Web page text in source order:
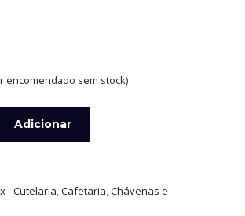
encomendado sem stock)
Adicionar
- Cutelaria,Cafetaria,Chávenas e